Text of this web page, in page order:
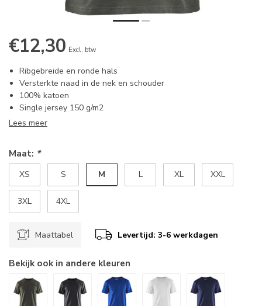
€12,30 Excl. btw
Ribgebreide en ronde hals
Versterkte naad in de nek en schouder
100% katoen
Single jersey 150 g/m2
Lees meer
Maat: *
XS S M L XL XXL
3XL 4XL
Maattabel Levertijd: 3-6 werkdagen
Bekijk ook in andere kleuren